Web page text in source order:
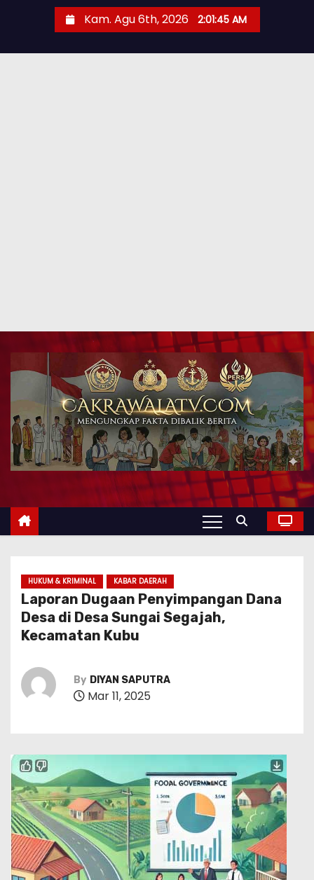
Kam. Agu 6th, 2026 2:01:46 AM
HUKUM & KRIMINAL KABAR DAERAH
Laporan Dugaan Penyimpangan Dana
Desa di Desa Sungai Segajah,
Kecamatan Kubu
By DIYAN SAPUTRA
Mar 11, 2025